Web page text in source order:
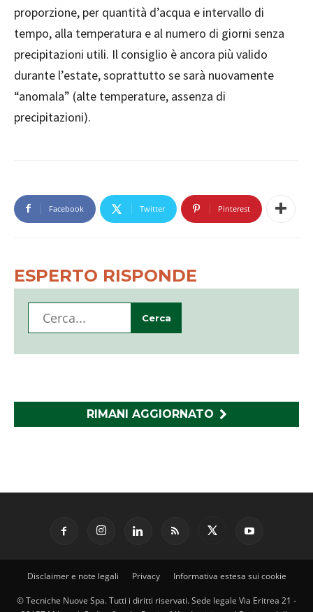
proporzione, per quantità d’acqua e intervallo di
tempo, alla temperatura e al numero di giorni senza
precipitazioni utili. Il consiglio è ancora più valido
durante l’estate, soprattutto se sarà nuovamente
“anomala” (alte temperature, assenza di
precipitazioni).
Facebook Twitter Pinterest
ESPERTO RISPONDE
RIMANI AGGIORNATO
Disclaimer e note legali Privacy Informativa estesa sui cookie
© Tecniche Nuove Spa. Tutti i diritti riservati. Sede legale Via Eritrea 21 -